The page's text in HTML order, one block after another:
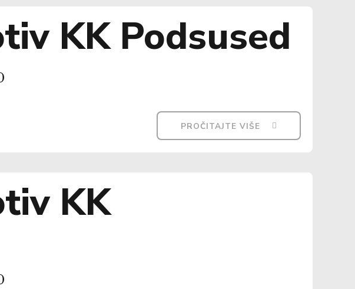
KK Podsused
PROČITAJTE VIŠE
KK